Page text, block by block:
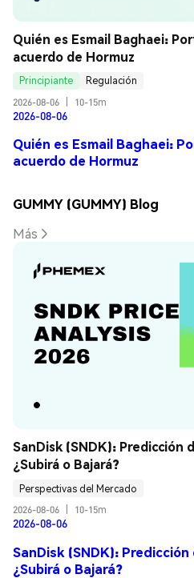
Quién es Esmail Baghaei:
acuerdo de Hormuz
Principiante
Regulación
2026-08-06
10-15m
2026-08-06
Quién es Esmail Baghaei:
acuerdo de Hormuz
GUMMY (GUMMY) Blog
Más
SanDisk (SNDK): Predicción
¿Subirá o Bajará?
Perspectivas del Mercado
2026-08-06
10-15m
2026-08-06
SanDisk (SNDK): Predicción
¿Subirá o Bajará?